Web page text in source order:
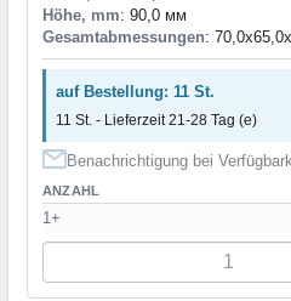
Höhe, mm: 90,0 мм
Gesamtabmessungen:
auf Bestellung: 11 St.
11 St. - Lieferzeit 21-28 Tag (e)
Benachrichtigung bei
ANZAHL
1+